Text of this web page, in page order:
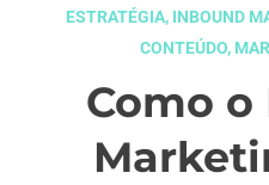
ESTRATÉGIA, INBOUND
CONTEÚDO,
Como